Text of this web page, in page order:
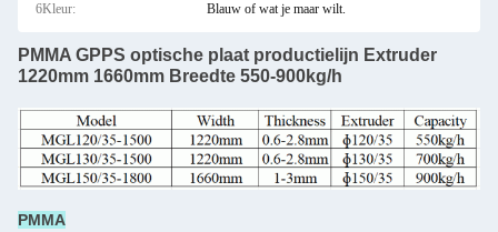
6Kleur: Blauw of wat je maar wilt.
PMMA GPPS optische plaat productielijn Extruder
1220mm 1660mm Breedte 550-900kg/h
PMMA